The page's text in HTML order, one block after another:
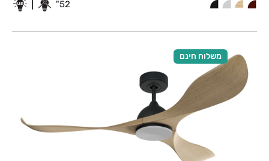
52"
משלוח חינם